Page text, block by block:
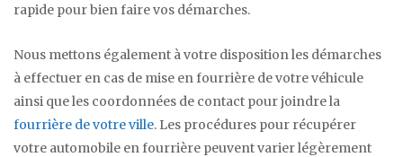
rapide pour bien faire vos démarches.
Nous mettons également à votre disposition les démarches
à effectuer en cas de mise en fourrière de votre véhicule
ainsi que les coordonnées de contact pour joindre la
fourrière de votre ville. Les procédures pour récupérer
votre automobile en fourrière peuvent varier légèrement